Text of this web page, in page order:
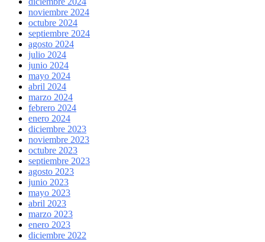
noviembre 2024
octubre 2024
septiembre 2024
agosto 2024
julio 2024
junio 2024
mayo 2024
abril 2024
marzo 2024
febrero 2024
enero 2024
diciembre 2023
noviembre 2023
octubre 2023
septiembre 2023
agosto 2023
junio 2023
mayo 2023
abril 2023
marzo 2023
enero 2023
diciembre 2022